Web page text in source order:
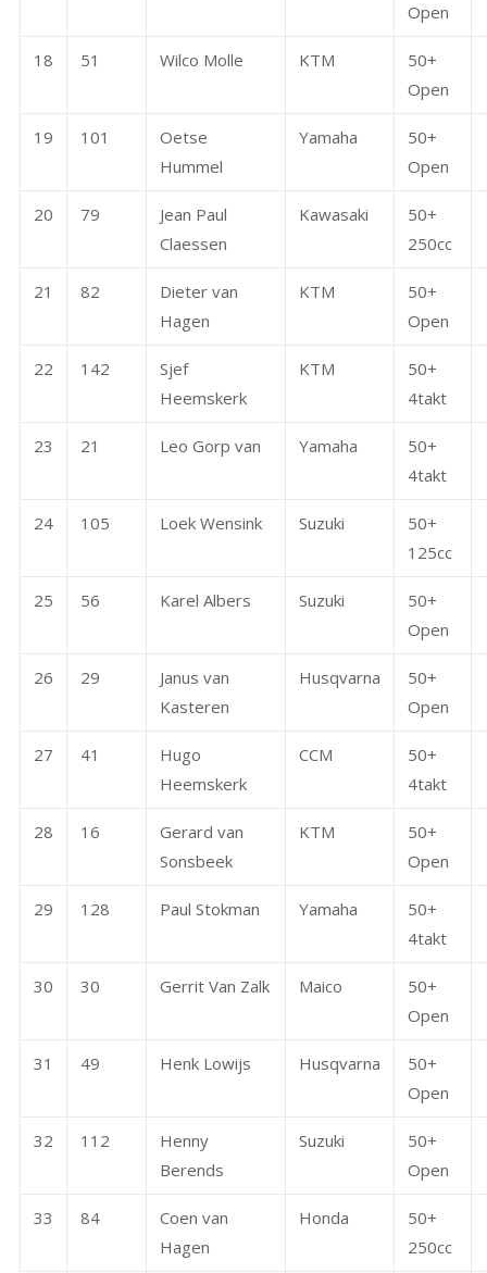
Open
18 51 Wilco Molle KTM
50+
Open
19 101
Oetse
Hummel
Yamaha
50+
Open
20 79
Jean Paul
Claessen
Kawasaki
50+
250cc
21 82
Dieter van
Hagen
KTM
50+
Open
22 142
Sjef
Heemskerk
KTM
50+
4takt
23 21 Leo Gorp van Yamaha
50+
4takt
24 105 Loek Wensink Suzuki
50+
125cc
25 56 Karel Albers Suzuki
50+
Open
26 29
Janus van
Kasteren
Husqvarna
50+
Open
27 41
Hugo
Heemskerk
CCM
50+
4takt
28 16
Gerard van
Sonsbeek
KTM
50+
Open
29 128 Paul Stokman Yamaha
50+
4takt
30 30 Gerrit Van Zalk Maico
50+
Open
31 49 Henk Lowijs Husqvarna
50+
Open
32 112
Henny
Berends
Suzuki
50+
Open
33 84
Coen van
Hagen
Honda
50+
250cc